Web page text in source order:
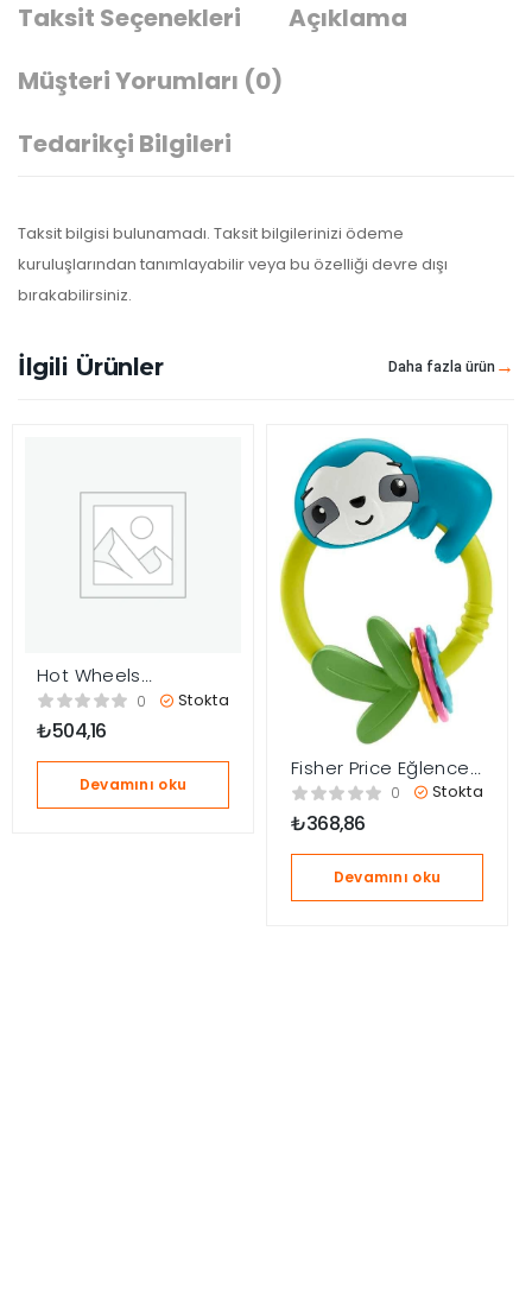
Taksit Seçenekleri
Açıklama
Müşteri Yorumları (0)
Tedarikçi Bilgileri
Taksit bilgisi bulunamadı. Taksit bilgilerinizi ödeme
kuruluşlarından tanımlayabilir veya bu özelliği devre dışı
bırakabilirsiniz.
İlgili Ürünler Daha fazla ürün
Hot Wheels
Kamyonlar – Turbo
Beast BMF60
0 Stokta
₺504,16
Devamını oku
Fisher Price Eğlenceli
Dostlar Çıngıraklı
Dişlik – Makaralı
Tembel Hayvan
HJW11-HKD70
0 Stokta
₺368,86
Devamını oku